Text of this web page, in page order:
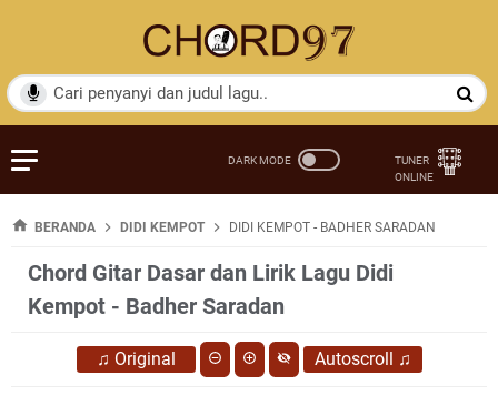
BERANDA DIDI KEMPOT DIDI KEMPOT - BADHER SARADAN
Chord Gitar Dasar dan Lirik Lagu Didi
Kempot - Badher Saradan
♫ Original Autoscroll ♫